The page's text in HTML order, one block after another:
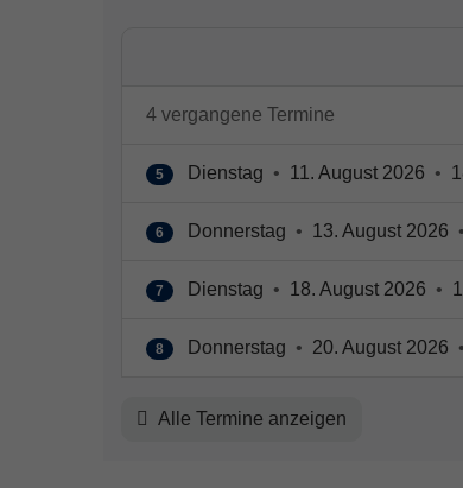
4 vergangene Termine
5 Dienstag • 11. August 2026 •
6 Donnerstag • 13. August 2026 •
7 Dienstag • 18. August 2026 •
8 Donnerstag • 20. August 2026 •
Alle Termine anzeigen